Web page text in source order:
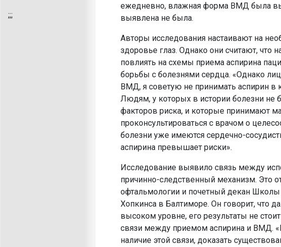
;;;
ежедневно, влажная форма ВМД была
выявлена не была.
Авторы исследования настаивают на
здоровье глаз. Однако они считают, что
повлиять на схемы приема аспирина
борьбы с болезнями сердца. «Однако
ВМД, я советую не принимать аспирин в
Людям, у которых в истории болезни не
факторов риска, и которые принимают
проконсультироваться с врачом о
болезни уже имеются сердечно-
аспирина превышает риски».
Исследование выявило связь между
причинно-следственный механизм. Это
офтальмологии и почетный декан
Хопкинса в Балтиморе. Он говорит, что
высоком уровне, его результаты не
связи между приемом аспирина и ВМД.
наличие этой связи, доказать